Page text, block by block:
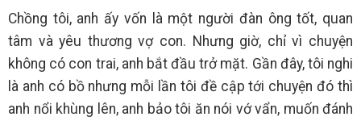
Chồng tôi, anh ấy vốn là một người đàn ông tốt, quan
tâm và yêu thương vợ con. Nhưng giờ, chỉ vì chuyện
không có con trai, anh bắt đầu trở mặt. Gần đây, tôi nghi
là anh có bồ nhưng mỗi lần tôi đề cập tới chuyện đó thì
anh nổi khùng lên, anh bảo tôi ăn nói vớ vẩn, muốn đánh